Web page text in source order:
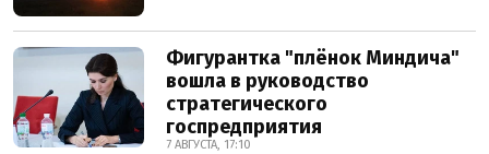
Фигурантка "плёнок Миндича"
вошла в руководство
стратегического
госпредприятия
7 АВГУСТА, 17:10